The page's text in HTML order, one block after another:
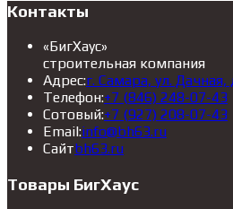
Контакты
«БигХаус»
строительная компания
Адрес:г. Самара, ул. Дачная,
Телефон:+7 (846) 248-07-43
в
Сотовый:+7 (927) 208-07-43
Email:info@bh63.ruОткроется
Сайтbh63.ruОткроется
новой
вкладке
Товары БигХаус